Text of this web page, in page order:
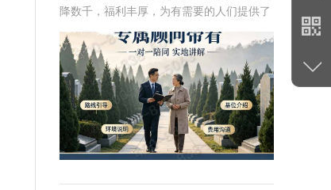
降数千，福利丰厚，为有需要的人们提供了
一个极具性价比的选择。本文将从专业角度
详细介绍这一活动，帮助您更好地了解和选
择适合自己的墓碑。九公山长城纪念林作为
国内知名的